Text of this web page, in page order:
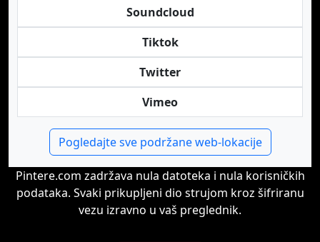
Soundcloud
Tiktok
Twitter
Vimeo
Pogledajte sve podržane web-lokacije
Pintere.com zadržava nula datoteka i nula korisničkih
podataka. Svaki prikupljeni dio strujom kroz šifriranu
vezu izravno u vaš preglednik.